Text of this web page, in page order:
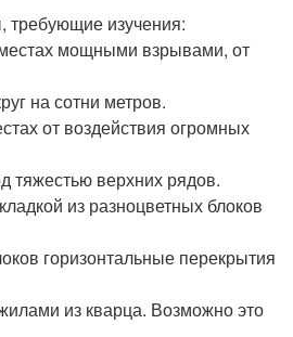
требующие изучения:
мощными взрывами, от
на сотни метров.
от воздействия огромных
тяжестью верхних рядов.
из разноцветных блоков
горизонтальные перекрытия
из кварца. Возможно это